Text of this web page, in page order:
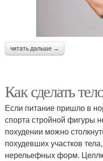
читать дальше →
Как сделать
Если питание пришло в
спорта стройной фигуры
похудении можно
похудевших участков
нерельефных форм.